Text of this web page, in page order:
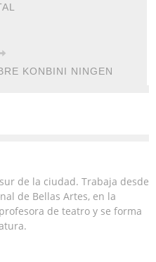
KONBINI NINGEN
de la ciudad. Trabaja desde
de Bellas Artes, en la
de teatro y se forma